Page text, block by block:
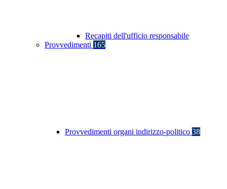
Recapiti dell'ufficio responsabile
Provvedimenti 165
Provvedimenti organi indirizzo-politico 38